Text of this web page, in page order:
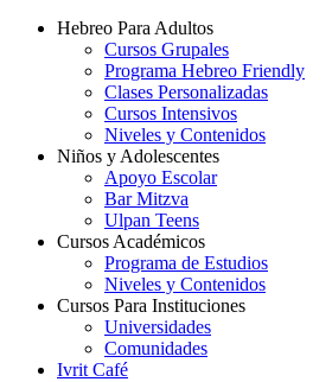
Hebreo Para Adultos
Cursos Grupales
Programa Hebreo Friendly
Clases Personalizadas
Cursos Intensivos
Niveles y Contenidos
Niños y Adolescentes
Apoyo Escolar
Bar Mitzva
Ulpan Teens
Cursos Académicos
Programa de Estudios
Niveles y Contenidos
Cursos Para Instituciones
Universidades
Comunidades
Ivrit Café